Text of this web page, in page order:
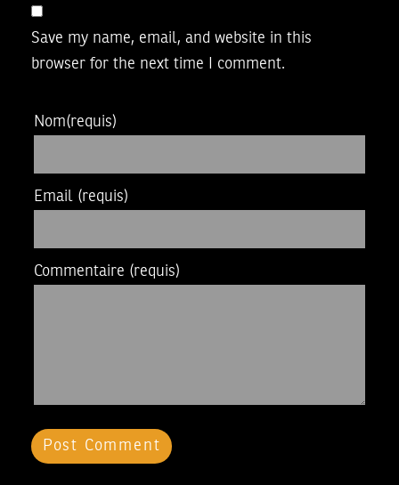
Save my name, email, and website in this
browser for the next time I comment.
Nom(requis)
Email (requis)
Commentaire (requis)